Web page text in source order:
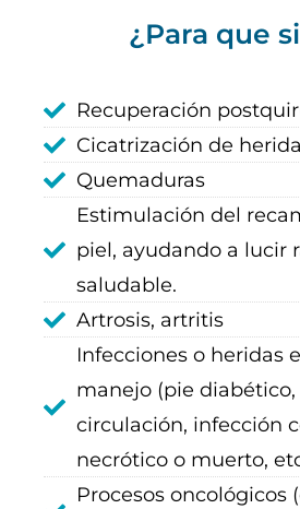
¿Para que
Recuperación
Cicatrización de
Quemaduras
Estimulación del
piel, ayudando a lucir
saludable.
Artrosis, artritis
Infecciones o heridas
manejo (pie
circulación, infección
necrótico o muerto,
Procesos oncológicos